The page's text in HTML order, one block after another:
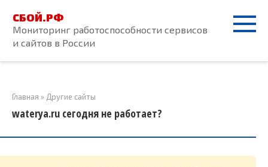
контенту
СБОЙ.РФ
Мониторинг работоспособности сервисов
и сайтов в России
Главная » Другие сайты
waterya.ru сегодня не работает?